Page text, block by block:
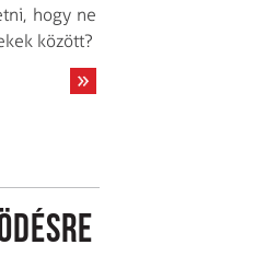
hogy ne
között?